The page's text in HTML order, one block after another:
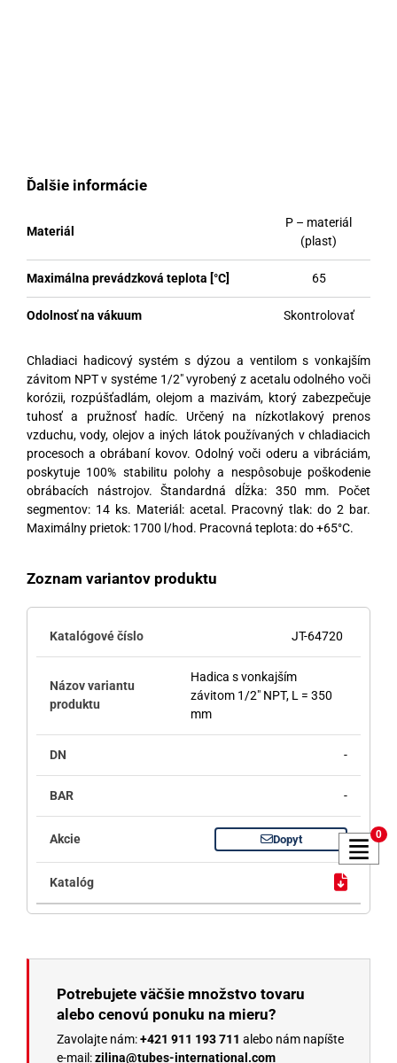
Ďalšie informácie
Materiál
P – materiál
(plast)
Maximálna prevádzková teplota [°C] 65
Odolnosť na vákuum Skontrolovať
Chladiaci hadicový systém s dýzou a ventilom s vonkajším
závitom NPT v systéme 1/2″ vyrobený z acetalu odolného voči
korózii, rozpúšťadlám, olejom a mazivám, ktorý zabezpečuje
tuhosť a pružnosť hadíc. Určený na nízkotlakový prenos
vzduchu, vody, olejov a iných látok používaných v chladiacich
procesoch a obrábaní kovov. Odolný voči oderu a vibráciám,
poskytuje 100% stabilitu polohy a nespôsobuje poškodenie
obrábacích nástrojov. Štandardná dĺžka: 350 mm. Počet
segmentov: 14 ks. Materiál: acetal. Pracovný tlak: do 2 bar.
Maximálny prietok: 1700 l/hod. Pracovná teplota: do +65°C.
Zoznam variantov produktu
JT-64720
Hadica s vonkajším
závitom 1/2" NPT, L = 350
mm
-
-
Dopyt
Potrebujete väčšie množstvo tovaru
alebo cenovú ponuku na mieru?
Zavolajte nám:+421 911 193 711 alebo nám napíšte
e-mail:zilina@tubes-international.com
0